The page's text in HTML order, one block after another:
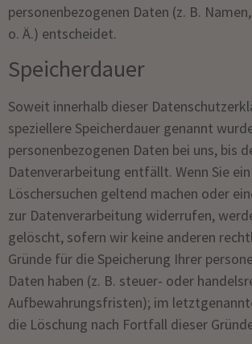
personenbezogenen Daten (z. B.
o. Ä.) entscheidet.
Speicherdauer
Soweit innerhalb dieser
speziellere Speicherdauer genannt
personenbezogenen Daten bei uns, bis
Datenverarbeitung entfällt. Wenn Sie
Löschersuchen geltend machen oder
zur Datenverarbeitung widerrufen,
gelöscht, sofern wir keine anderen
Gründe für die Speicherung Ihrer
Daten haben (z. B. steuer- oder
Aufbewahrungsfristen); im
die Löschung nach Fortfall dieser